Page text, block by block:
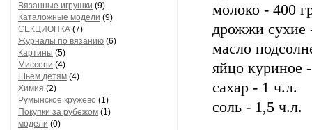
Вязанные игрушки (9)
Каталожные модели (9)
СЕКЦИОНКА (7)
Журналы по вязанию (6)
Картины (5)
Миссони (4)
Шьем детям (4)
Химия (2)
Румынское кружево (1)
Покупки за рубежом (1)
модели (0)
молоко - 400
дрожжи сухие
масло
яйцо куриное
сахар - 1 ч.л.
соль - 1,5 ч.л.